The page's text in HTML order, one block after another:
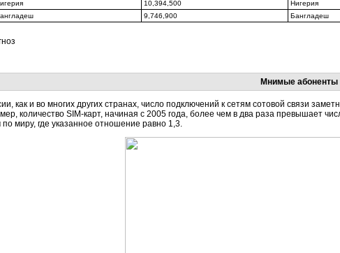
10,394,500 Нигерия
9,746,900 Бангладеш
Мнимые абоненты
как и во многих других странах, число подключений к сетям сотовой связи
количество SIM-карт, начиная с 2005 года, более чем в два раза превышает
миру, где указанное отношение равно 1,3.